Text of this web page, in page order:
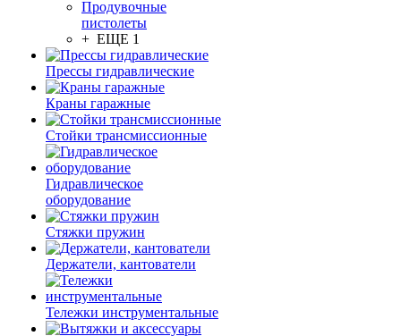
Продувочные
пистолеты
+ ЕЩЕ 1
Прессы гидравлические
Краны гаражные
Стойки трансмиссионные
Гидравлическое
оборудование
Стяжки пружин
Держатели, кантователи
Тележки инструментальные